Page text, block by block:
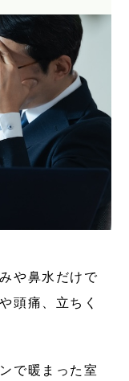
や鼻水だけで
頭痛、立ちく
で暖まった室